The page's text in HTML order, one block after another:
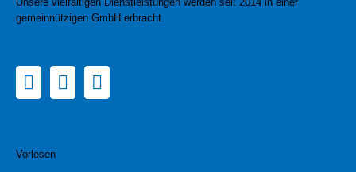
gemeinnützigen GmbH erbracht.
Vorlesen